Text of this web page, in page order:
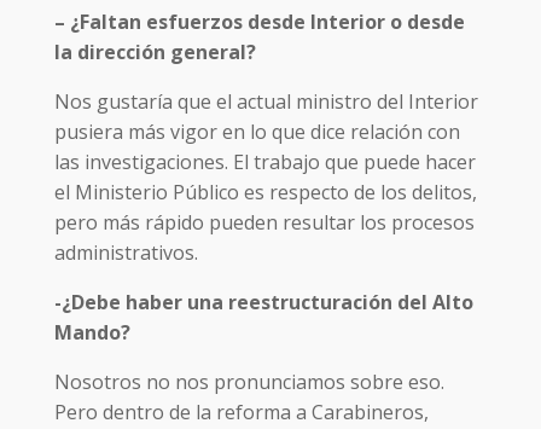
– ¿Faltan esfuerzos desde Interior o desde
la dirección general?
Nos gustaría que el actual ministro del Interior
pusiera más vigor en lo que dice relación con
las investigaciones. El trabajo que puede hacer
el Ministerio Público es respecto de los delitos,
pero más rápido pueden resultar los procesos
administrativos.
-¿Debe haber una reestructuración del Alto
Mando?
Nosotros no nos pronunciamos sobre eso.
Pero dentro de la reforma a Carabineros,